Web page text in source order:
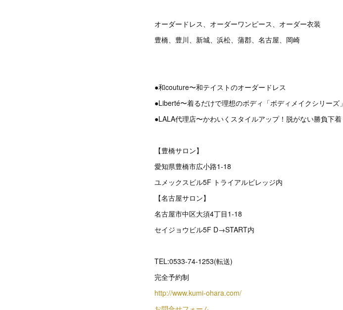
オーダードレス、オーダーワンピース、オーダー衣装
豊橋、豊川、新城、浜松、蒲郡、名古屋、岡崎
●和couture〜和テイストのオーダードレス
●Liberté〜着るだけで理想のボディ「ボディメイクシリーズ」
●LALA代理店〜かわいくスタイルアップ！脱がない勝負下着
【豊橋サロン】
愛知県豊橋市広小路1-18
ユメックスビル5F トライアルビレッジ内
【名古屋サロン】
名古屋市中区大須4丁目1-18
セイジョウビル5F D→START内
TEL:0533-74-1253(転送)
完全予約制
http://www.kumi-ohara.com/